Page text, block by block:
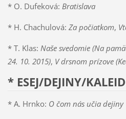
* O. Dufeková: Bratislava
* H. Chachulová: Za počiatkom,
* T. Klas: Naše svedomie (Na
24. 10. 2015), V drsnom prízove
* ESEJ/DEJINY/
* A. Hrnko: O čom nás učia dejiny